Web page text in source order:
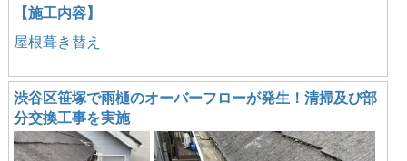
【施工内容】
屋根葺き替え
渋谷区笹塚で雨樋のオーバーフローが発生！清掃及び部
分交換工事を実施